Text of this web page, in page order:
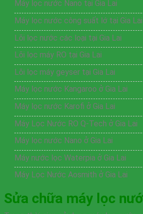
Máy lọc nước Nano tại Gia Lai
Máy lọc nước công suất lớ tại Gia Lai
Lõi lọc nước các loại tại Gia Lai
Lõi lọc máy RO tại Gia Lai
Lõi lọc máy geyser tại Gia Lai
Máy lọc nước Kangaroo ở Gia Lai
Máy lọc nước Karofi ở Gia Lai
Máy Lọc Nước RO Q-Tech ở Gia Lai
Máy lọc nước Nano ở Gia Lai
Máy nước lọc Waterpia ở Gia Lai
Máy Lọc Nước Aosmith ở Gia Lai
Sửa chữa máy lọc